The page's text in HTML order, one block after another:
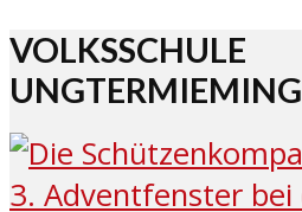
VOLKSSCHULE
UNGTERMIEMING